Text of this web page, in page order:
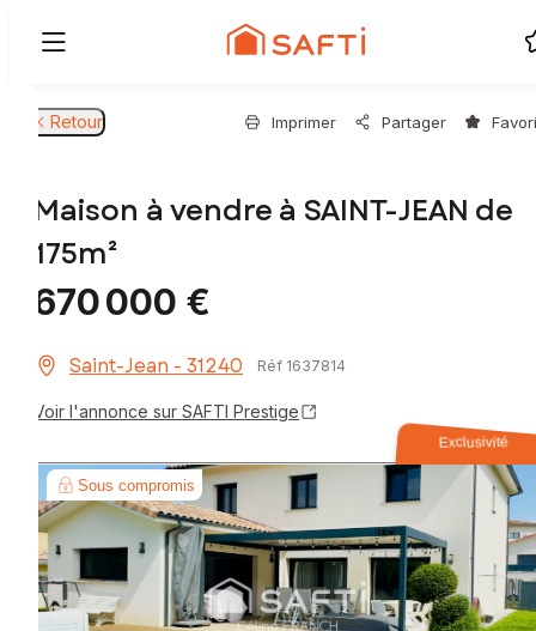
Retour Imprimer Partager
Maison à vendre à SAINT-JEAN de
175m²
670 000 €
Saint-Jean - 31240 Réf 1637814
Voir l'annonce sur SAFTI Prestige
Exclusivité
Sous compromis